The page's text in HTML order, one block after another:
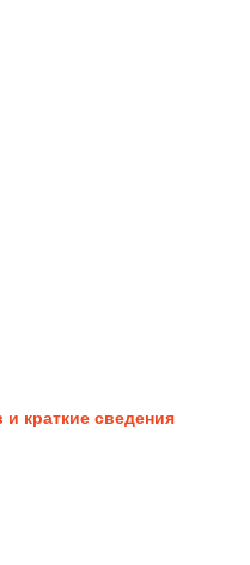
краткие сведения